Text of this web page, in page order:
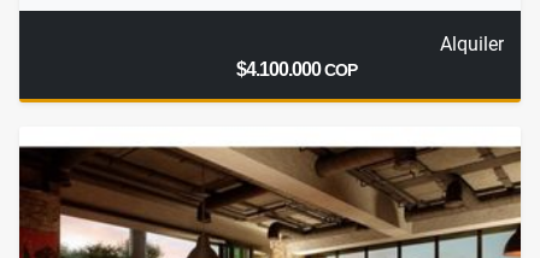
Alquiler
$4.100.000COP